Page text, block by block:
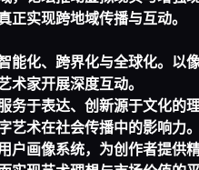
正实现跨地域传播与互动。
能化、跨界化与全球化。
术家开展深度互动。
务于表达、创新源于文化的
艺术在社会传播中的影响力。
户画像系统，为创作者提